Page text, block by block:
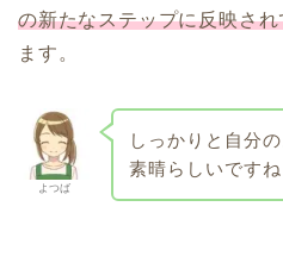
の新たなステップに反映さ
ます。
よつば
しっかりと自分
素晴らしいですね